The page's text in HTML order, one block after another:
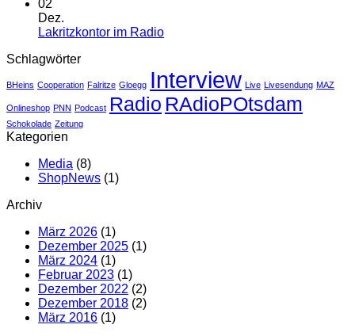
Lakritzkontor
Potsdam
02
Dez.
Lakritzkontor im RadioKeine
Lakritzkontor
im
Radio
Schlagwörter
BHeins Cooperation Falritze Gloegg Interview Live Livesendung MAZ
Onlineshop PNN Podcast Radio RAdioPOtsdam
Schokolade Zeitung
Kategorien
Media (8)
ShopNews (1)
Archiv
März 2026 (1)
Dezember 2025 (1)
März 2024 (1)
Februar 2023 (1)
Dezember 2022 (2)
Dezember 2018 (2)
März 2016 (1)